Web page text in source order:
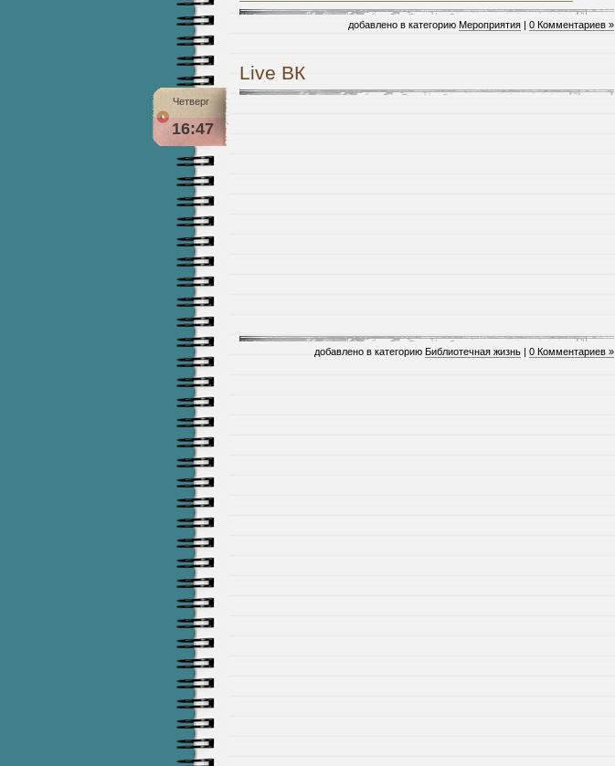
добавлено в категорию Мероприятия | 0 Комментариев »
Live ВК
Четверг
16:47
добавлено в категорию Библиотечная жизнь | 0 Комментариев »